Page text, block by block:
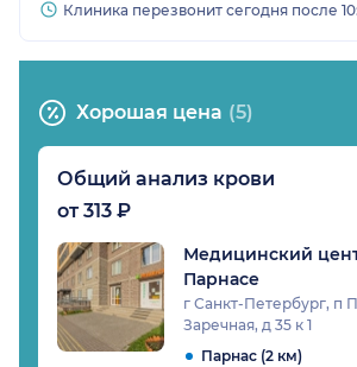
Клиника перезвонит сегодня после
Хорошая цена (5)
Общий анализ крови
от 313 ₽
Медицинский
Парнасе
г Санкт-Петербург, п
Заречная, д 35 к 1
Парнас (2 км)